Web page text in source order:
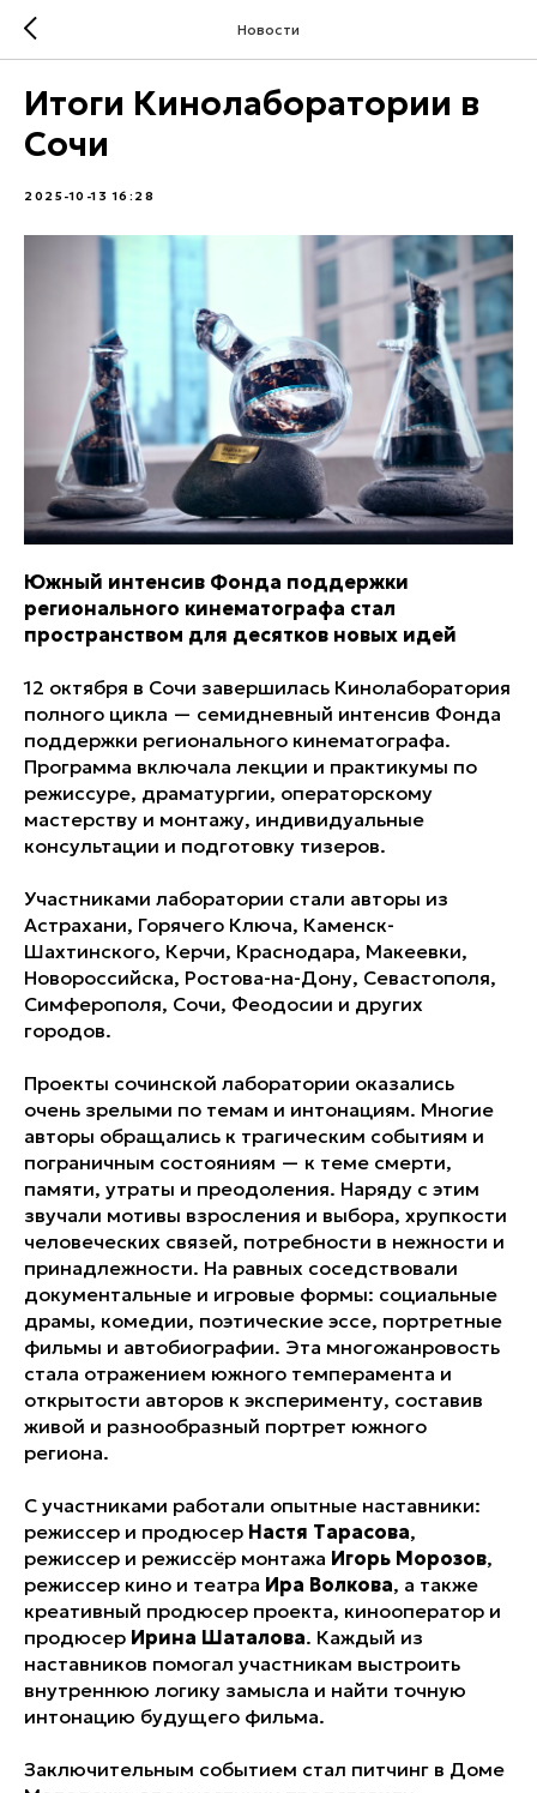
Новости
Итоги Кинолаборатории в
Сочи
2025-10-13 16:28
Южный интенсив Фонда поддержки
регионального кинематографа стал
пространством для десятков новых идей
12 октября в Сочи завершилась Кинолаборатория
полного цикла — семидневный интенсив Фонда
поддержки регионального кинематографа.
Программа включала лекции и практикумы по
режиссуре, драматургии, операторскому
мастерству и монтажу, индивидуальные
консультации и подготовку тизеров.
Участниками лаборатории стали авторы из
Астрахани, Горячего Ключа, Каменск-
Шахтинского, Керчи, Краснодара, Макеевки,
Новороссийска, Ростова-на-Дону, Севастополя,
Симферополя, Сочи, Феодосии и других
городов.
Проекты сочинской лаборатории оказались
очень зрелыми по темам и интонациям. Многие
авторы обращались к трагическим событиям и
пограничным состояниям — к теме смерти,
памяти, утраты и преодоления. Наряду с этим
звучали мотивы взросления и выбора, хрупкости
человеческих связей, потребности в нежности и
принадлежности. На равных соседствовали
документальные и игровые формы: социальные
драмы, комедии, поэтические эссе, портретные
фильмы и автобиографии. Эта многожанровость
стала отражением южного темперамента и
открытости авторов к эксперименту, составив
живой и разнообразный портрет южного
региона.
С участниками работали опытные наставники:
режиссер и продюсер Настя Тарасова,
режиссер и режиссёр монтажа Игорь Морозов,
режиссер кино и театра Ира Волкова, а также
креативный продюсер проекта, кинооператор и
продюсер Ирина Шаталова. Каждый из
наставников помогал участникам выстроить
внутреннюю логику замысла и найти точную
интонацию будущего фильма.
Заключительным событием стал питчинг в Доме